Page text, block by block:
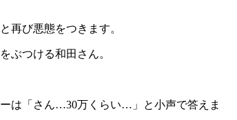
再び悪態をつきます。
ぶつける和田さん。
は「さん…30万くらい…」と小声で答えま